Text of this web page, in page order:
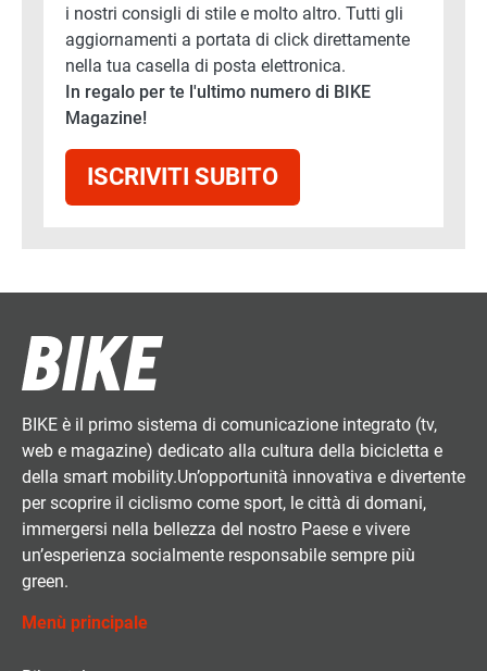
i nostri consigli di stile e molto altro. Tutti gli
aggiornamenti a portata di click direttamente
nella tua casella di posta elettronica.
In regalo per te l'ultimo numero di BIKE
Magazine!
ISCRIVITI SUBITO
BIKE è il primo sistema di comunicazione integrato (tv,
web e magazine) dedicato alla cultura della bicicletta e
della smart mobility.Un’opportunità innovativa e divertente
per scoprire il ciclismo come sport, le città di domani,
immergersi nella bellezza del nostro Paese e vivere
un’esperienza socialmente responsabile sempre più
green.
Menù principale